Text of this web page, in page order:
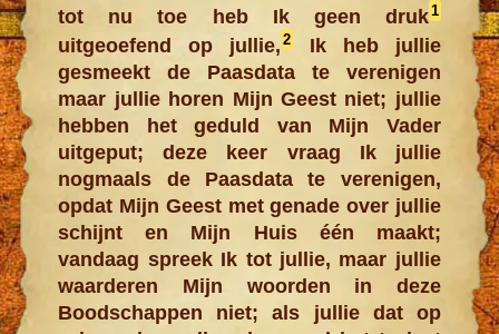
tot nu toe heb Ik geen druk1
uitgeoefend op jullie,2
Ik heb jullie
gesmeekt de Paasdata te verenigen
maar jullie horen Mijn Geest niet; jullie
hebben het geduld van Mijn Vader
uitgeput; deze keer vraag Ik jullie
nogmaals de Paasdata te verenigen,
opdat Mijn Geest met genade over jullie
schijnt en Mijn Huis één maakt;
vandaag spreek Ik tot jullie, maar jullie
waarderen Mijn woorden in deze
Boodschappen niet; als jullie dat op